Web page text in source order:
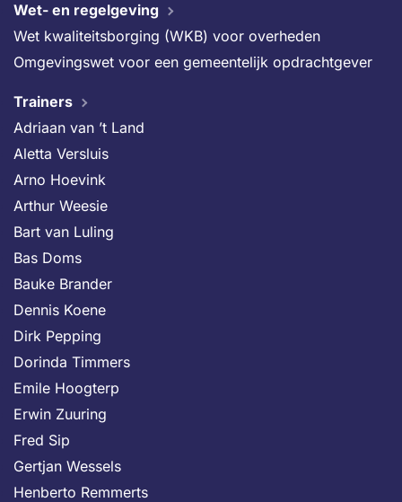
Wet- en regelgeving
Wet kwaliteitsborging (WKB) voor overheden
Omgevingswet voor een gemeentelijk opdrachtgever
Trainers
Adriaan van ’t Land
Aletta Versluis
Arno Hoevink
Arthur Weesie
Bart van Luling
Bas Doms
Bauke Brander
Dennis Koene
Dirk Pepping
Dorinda Timmers
Emile Hoogterp
Erwin Zuuring
Fred Sip
Gertjan Wessels
Henberto Remmerts